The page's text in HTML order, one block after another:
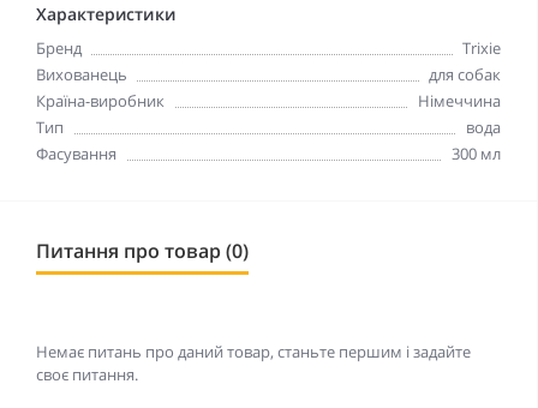
Характеристики
Бренд
Trixie
Вихованець
для собак
Країна-виробник
Німеччина
Тип
вода
Фасування
300 мл
Питання про товар (0)
Немає питань про даний товар, станьте першим і задайте
своє питання.